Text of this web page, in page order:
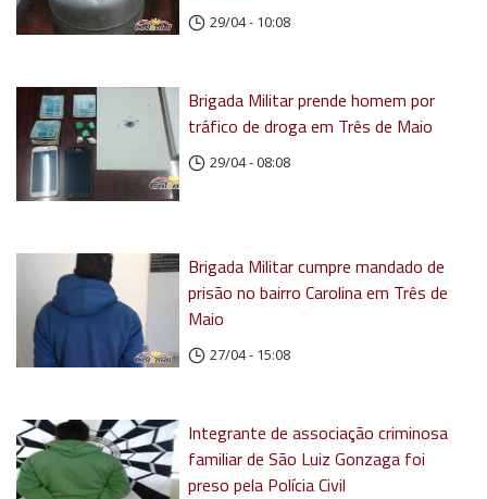
29/04 - 10:08
Brigada Militar prende homem por
tráfico de droga em Três de Maio
29/04 - 08:08
Brigada Militar cumpre mandado de
prisão no bairro Carolina em Três de
Maio
27/04 - 15:08
Integrante de associação criminosa
familiar de São Luiz Gonzaga foi
preso pela Polícia Civil